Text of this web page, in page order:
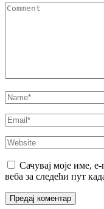
Comment
Name*
Email*
Website
Сачувај моје име,
веба за следећи пут